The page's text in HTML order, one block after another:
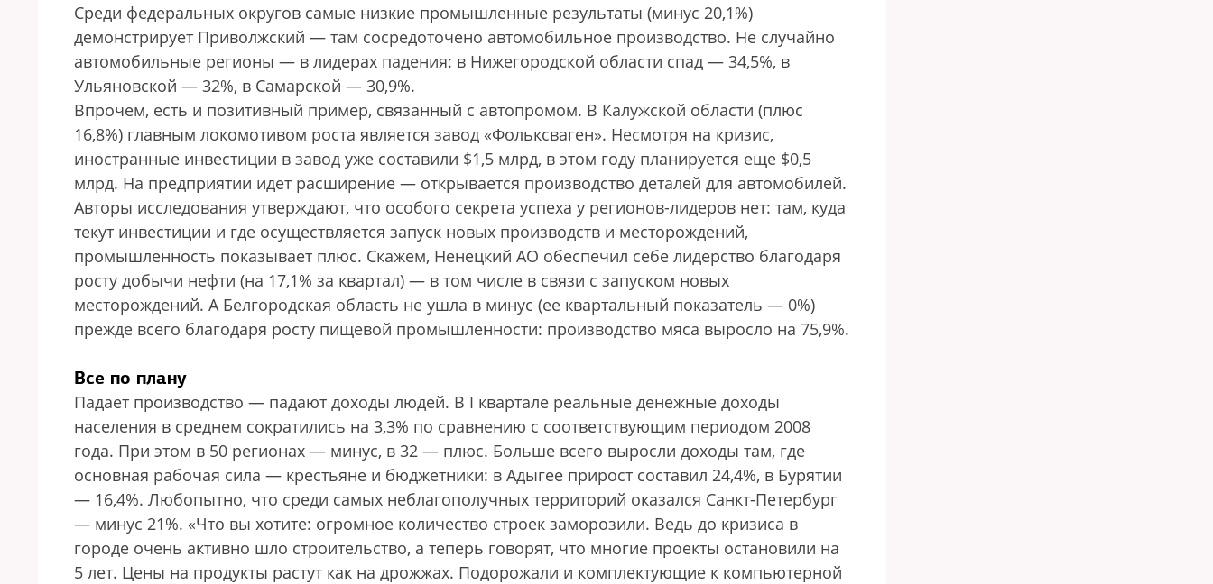
Среди федеральных округов самые низкие промышленные результаты (минус 20,1%)
демонстрирует Приволжский — там сосредоточено автомобильное производство. Не случайно
автомобильные регионы — в лидерах падения: в Нижегородской области спад — 34,5%, в
Ульяновской — 32%, в Са­мар­с­кой — 30,9%.
Впрочем, есть и позитивный пример, связанный с автопромом. В Калужской области (плюс
16,8%) главным локомотивом роста является завод «Фольксваген». Несмотря на кризис,
иностранные инвестиции в завод уже составили $1,5 млрд, в этом году планируется еще $0,5
млрд. На предприятии идет расширение — открывается производство деталей для автомобилей.
Авторы исследования утверждают, что особого секрета успеха у регионов-лидеров нет: там, куда
текут инвестиции и где осуществля­ется запуск новых производств и месторождений,
промышленность показывает плюс. Скажем, Ненецкий АО обеспечил себе лидерство благодаря
росту добычи нефти (на 17,1% за квартал) — в том числе в связи с запус­ком новых
месторождений. А Белгородская область не ушла в минус (ее квартальный показатель — 0%)
прежде всего благодаря росту пищевой промышленности: производство мяса выросло на 75,9%.
Все по плану
Падает производство — падают доходы людей. В I квартале реальные денежные доходы
населения в среднем сократились на 3,3% по сравнению с соответствующим периодом 2008
года. При этом в 50 регионах — минус, в 32 — плюс. Больше всего выросли доходы там, где
основная рабочая сила — крестьяне и бюджетники: в Адыгее прирост составил 24,4%, в Бурятии
— 16,4%. Любопытно, что среди самых неблагополучных территорий оказался Санкт-Петербург
— минус 21%. «Что вы хотите: огромное количество строек заморозили. Ведь до кризиса в
городе очень активно шло строительство, а теперь говорят, что многие проекты остановили на
5 лет. Цены на продукты растут как на дрожжах. Подорожали и комплектующие к компьютерной